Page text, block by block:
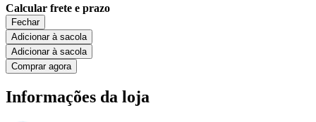
Calcular frete e prazo
Fechar
Adicionar à sacola
Adicionar à sacola
Comprar agora
Informações da loja